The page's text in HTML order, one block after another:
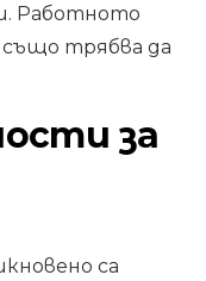
Работното
трябва да
за
са